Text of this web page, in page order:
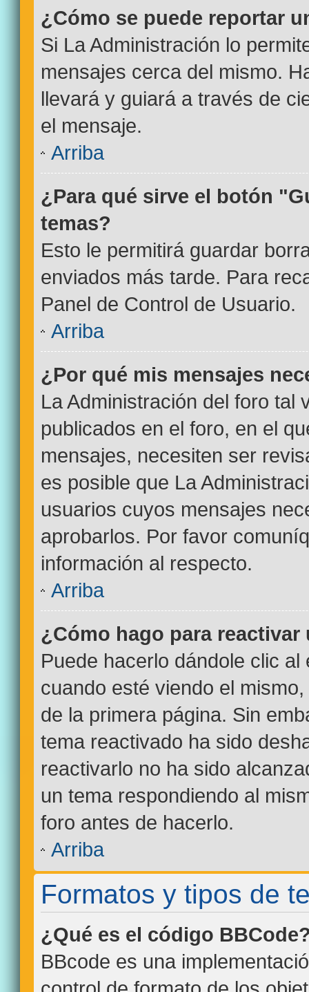
¿Cómo se puede reportar
Si La Administración lo
mensajes cerca del mismo.
llevará y guiará a través de
el mensaje.
Arriba
¿Para qué sirve el botón
temas?
Esto le permitirá guardar
enviados más tarde. Para
Panel de Control de Usuario.
Arriba
¿Por qué mis mensajes
La Administración del foro tal
publicados en el foro, en el
mensajes, necesiten ser
es posible que La
usuarios cuyos mensajes
aprobarlos. Por favor
información al respecto.
Arriba
¿Cómo hago para reactivar
Puede hacerlo dándole clic
cuando esté viendo el
de la primera página. Sin
tema reactivado ha sido
reactivarlo no ha sido
un tema respondiendo al
foro antes de hacerlo.
Arriba
Formatos y tipos de
¿Qué es el código
BBcode es una